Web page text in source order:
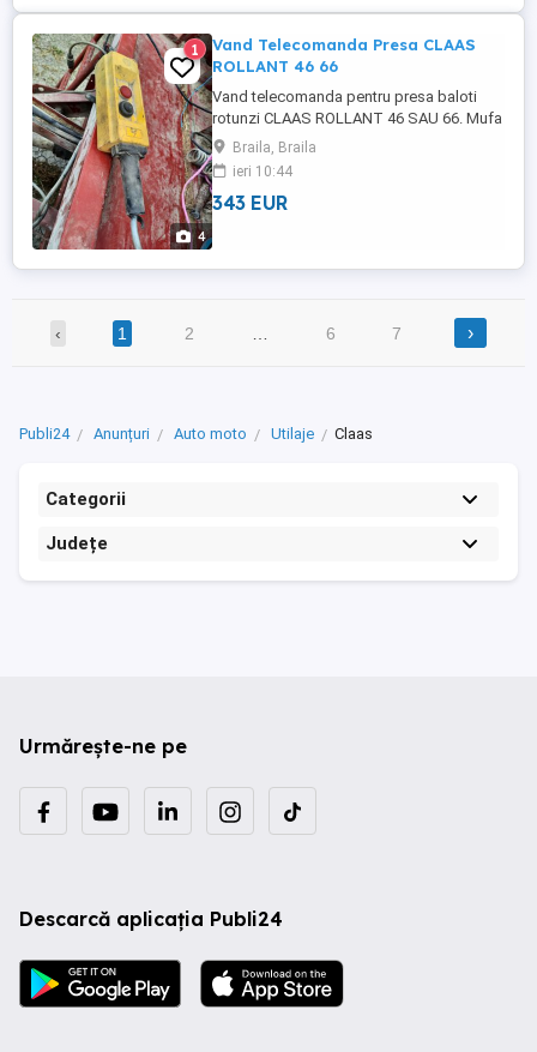
4
1
Vand Telecomanda Presa CLAAS
ROLLANT 46 66
Vand telecomanda pentru presa baloti
rotunzi CLAAS ROLLANT 46 SAU 66. Mufa
cu 4 pini. Stare buna de functionare. Pret
1800 Lei.TEL O774**934**629
Braila, Braila
ieri 10:44
343 EUR
‹ 1 2 6 7 ›
Publi24 Anunțuri Auto moto Utilaje Claas
Categorii
Județe
Urmărește-ne pe
Descarcă aplicația Publi24